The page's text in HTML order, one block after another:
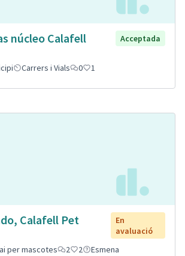
núcleo Calafell
Acceptada
Carrers i Vials 0 1
Calafell Pet
En
avaluació
per mascotes 2 2 Esmena